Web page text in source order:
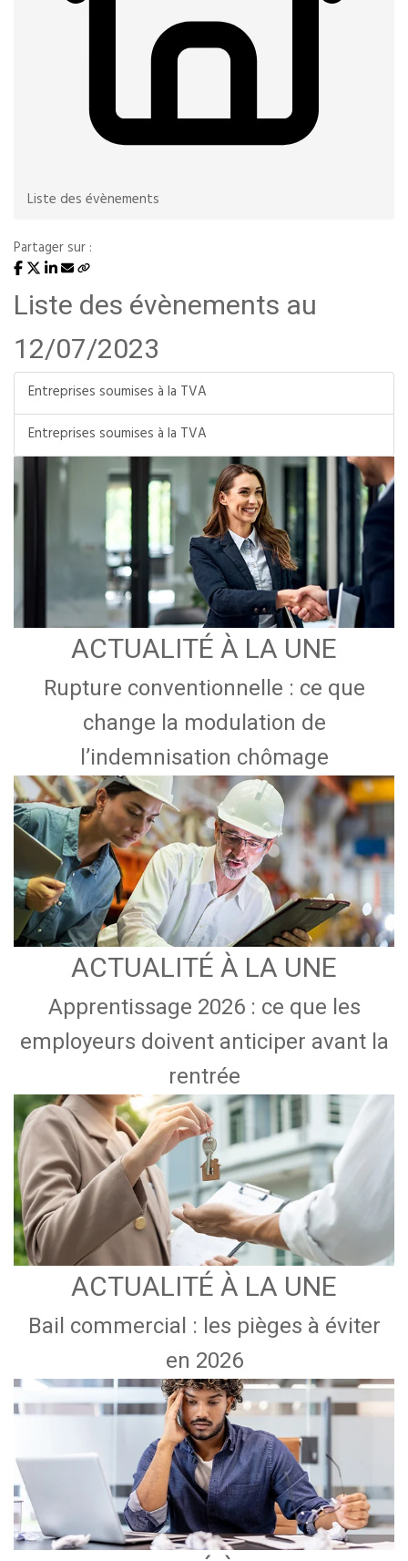
Liste des évènements
Partager sur :
Liste des évènements au
12/07/2023
Entreprises soumises à la TVA
Entreprises soumises à la TVA
ACTUALITÉ À LA UNE
Rupture conventionnelle : ce que
change la modulation de
l’indemnisation chômage
ACTUALITÉ À LA UNE
Apprentissage 2026 : ce que les
employeurs doivent anticiper avant la
rentrée
ACTUALITÉ À LA UNE
Bail commercial : les pièges à éviter
en 2026